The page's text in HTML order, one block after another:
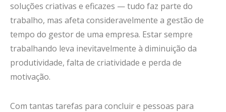
soluções criativas e eficazes — tudo faz parte do
trabalho, mas afeta consideravelmente a gestão de
tempo do gestor de uma empresa. Estar sempre
trabalhando leva inevitavelmente à diminuição da
produtividade, falta de criatividade e perda de
motivação.
Com tantas tarefas para concluir e pessoas para